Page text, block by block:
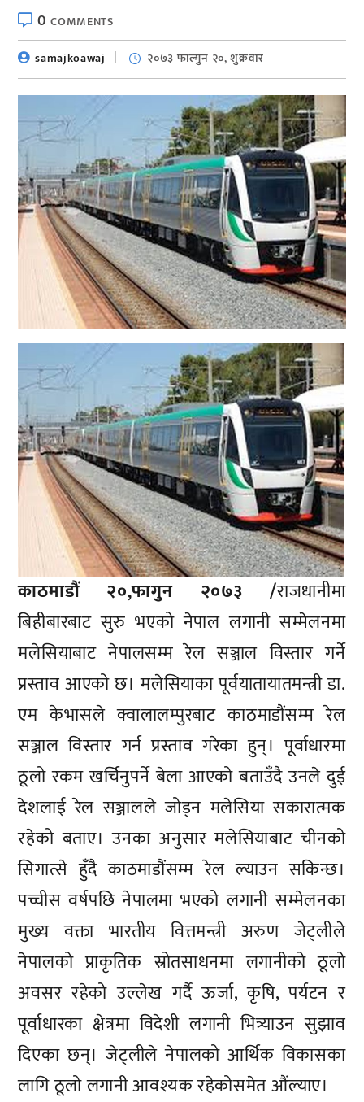
0COMMENTS
samajkoawaj
२०७३ फाल्गुन २०, शुक्रवार
काठमाडौं २०,फागुन २०७३ /राजधानीमा
बिहीबारबाट सुरु भएको नेपाल लगानी सम्मेलनमा
मलेसियाबाट नेपालसम्म रेल सञ्जाल विस्तार गर्ने
प्रस्ताव आएको छ। मलेसियाका पूर्वयातायातमन्त्री डा.
एम केभासले क्वालालम्पुरबाट काठमाडौंसम्म रेल
सञ्जाल विस्तार गर्न प्रस्ताव गरेका हुन्। पूर्वाधारमा
ठूलो रकम खर्चिनुपर्ने बेला आएको बताउँदै उनले दुई
देशलाई रेल सञ्जालले जोड्न मलेसिया सकारात्मक
रहेको बताए। उनका अनुसार मलेसियाबाट चीनको
सिगात्से हुँदै काठमाडौंसम्म रेल ल्याउन सकिन्छ।
पच्चीस वर्षपछि नेपालमा भएको लगानी सम्मेलनका
मुख्य वक्ता भारतीय वित्तमन्त्री अरुण जेट्लीले
नेपालको प्राकृतिक स्रोतसाधनमा लगानीको ठूलो
अवसर रहेको उल्लेख गर्दै ऊर्जा, कृषि, पर्यटन र
पूर्वाधारका क्षेत्रमा विदेशी लगानी भित्र्याउन सुझाव
दिएका छन्। जेट्लीले नेपालको आर्थिक विकासका
लागि ठूलो लगानी आवश्यक रहेकोसमेत औंल्याए।